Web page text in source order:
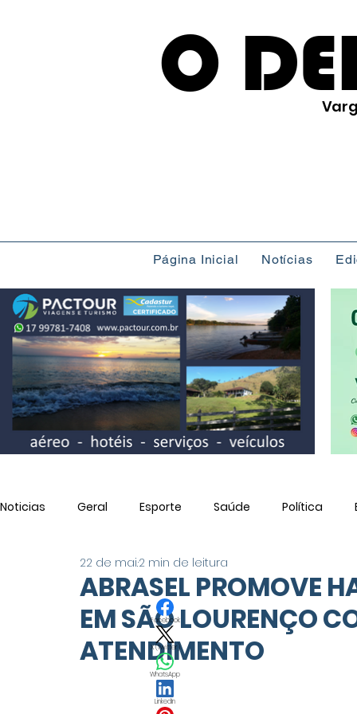
O
Página Inicial Notícias
Noticias Geral Esporte Saúde Política
Utilidade PúblicaABRASEL PROMOVE
EM SÃO LOURENÇO
ATENDIMENTO
22 de mai.2 min de leitura
Facebook
X (Twitter)
WhatsApp
LinkedIn